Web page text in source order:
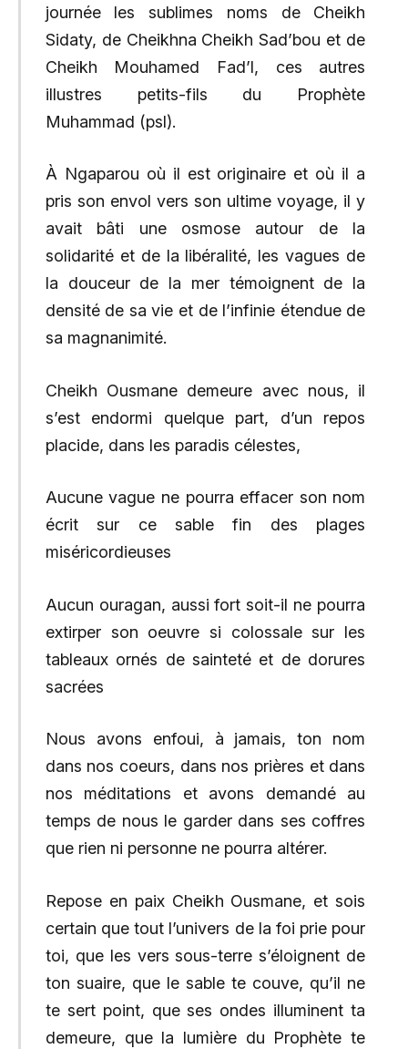
journée les sublimes noms de Cheikh
Sidaty, de Cheikhna Cheikh Sad’bou et de
Cheikh Mouhamed Fad’l, ces autres
illustres petits-fils du Prophète
Muhammad (psl).
À Ngaparou où il est originaire et où il a
pris son envol vers son ultime voyage, il y
avait bâti une osmose autour de la
solidarité et de la libéralité, les vagues de
la douceur de la mer témoignent de la
densité de sa vie et de l’infinie étendue de
sa magnanimité.
Cheikh Ousmane demeure avec nous, il
s’est endormi quelque part, d’un repos
placide, dans les paradis célestes,
Aucune vague ne pourra effacer son nom
écrit sur ce sable fin des plages
miséricordieuses
Aucun ouragan, aussi fort soit-il ne pourra
extirper son oeuvre si colossale sur les
tableaux ornés de sainteté et de dorures
sacrées
Nous avons enfoui, à jamais, ton nom
dans nos coeurs, dans nos prières et dans
nos méditations et avons demandé au
temps de nous le garder dans ses coffres
que rien ni personne ne pourra altérer.
Repose en paix Cheikh Ousmane, et sois
certain que tout l’univers de la foi prie pour
toi, que les vers sous-terre s’éloignent de
ton suaire, que le sable te couve, qu’il ne
te sert point, que ses ondes illuminent ta
demeure, que la lumière du Prophète te